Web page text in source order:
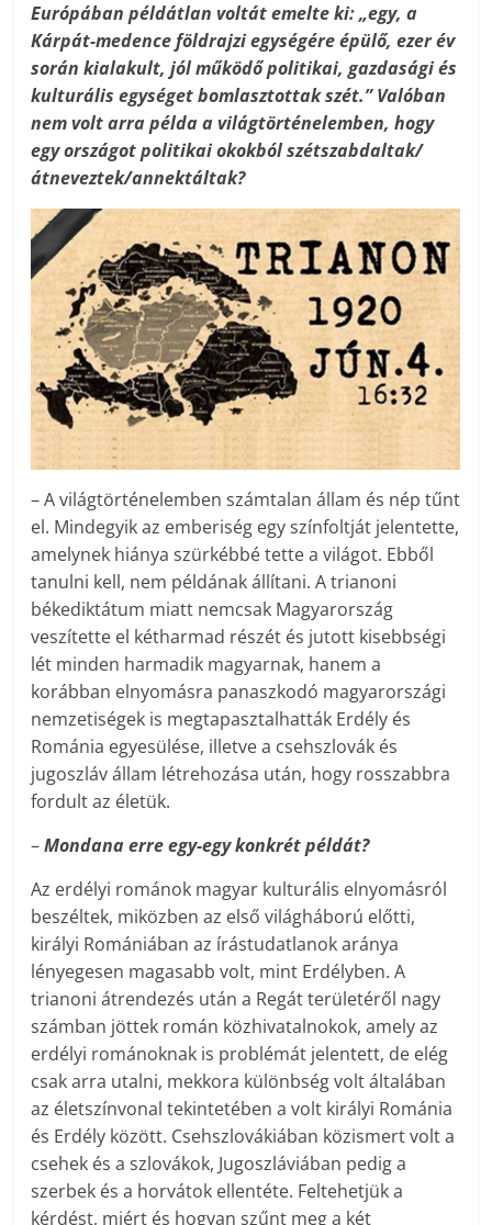
Európában példátlan voltát emelte ki: „egy, a
Kárpát-medence földrajzi egységére épülő, ezer év
során kialakult, jól működő politikai, gazdasági és
kulturális egységet bomlasztottak szét.” Valóban
nem volt arra példa a világtörténelemben, hogy
egy országot politikai okokból szétszabdaltak/
átneveztek/annektáltak?
– A világtörténelemben számtalan állam és nép tűnt
el. Mindegyik az emberiség egy színfoltját jelentette,
amelynek hiánya szürkébbé tette a világot. Ebből
tanulni kell, nem példának állítani. A trianoni
békediktátum miatt nemcsak Magyarország
veszítette el kétharmad részét és jutott kisebbségi
lét minden harmadik magyarnak, hanem a
korábban elnyomásra panaszkodó magyarországi
nemzetiségek is megtapasztalhatták Erdély és
Románia egyesülése, illetve a csehszlovák és
jugoszláv állam létrehozása után, hogy rosszabbra
fordult az életük.
–Mondana erre egy-egy konkrét példát?
Az erdélyi románok magyar kulturális elnyomásról
beszéltek, miközben az első világháború előtti,
királyi Romániában az írástudatlanok aránya
lényegesen magasabb volt, mint Erdélyben. A
trianoni átrendezés után a Regát területéről nagy
számban jöttek román közhivatalnokok, amely az
erdélyi románoknak is problémát jelentett, de elég
csak arra utalni, mekkora különbség volt általában
az életszínvonal tekintetében a volt királyi Románia
és Erdély között. Csehszlovákiában közismert volt a
csehek és a szlovákok, Jugoszláviában pedig a
szerbek és a horvátok ellentéte. Feltehetjük a
kérdést, miért és hogyan szűnt meg a két